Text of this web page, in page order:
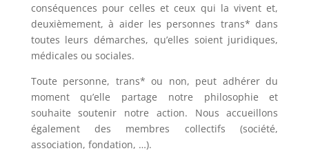
conséquences pour celles et ceux qui la vivent et,
deuxièmement, à aider les personnes trans* dans
toutes leurs démarches, qu’elles soient juridiques,
médicales ou sociales.
Toute personne, trans* ou non, peut adhérer du
moment qu’elle partage notre philosophie et
souhaite soutenir notre action. Nous accueillons
également des membres collectifs (société,
association, fondation, …).